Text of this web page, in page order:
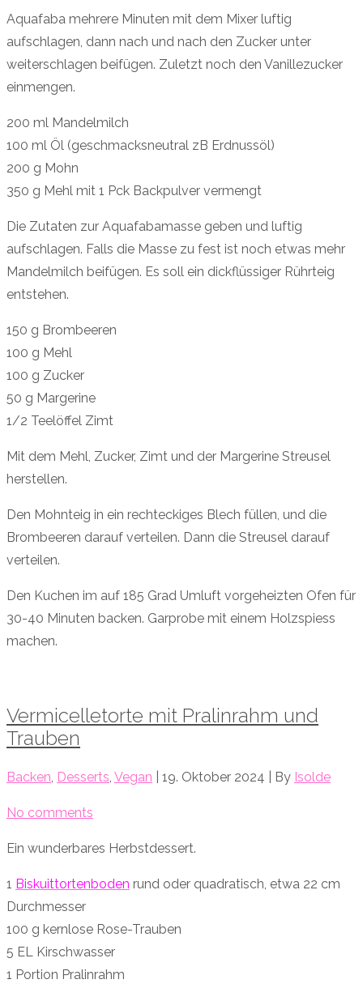
Aquafaba mehrere Minuten mit dem Mixer luftig
aufschlagen, dann nach und nach den Zucker unter
weiterschlagen beifügen. Zuletzt noch den Vanillezucker
einmengen.
200 ml Mandelmilch
100 ml Öl (geschmacksneutral zB Erdnussöl)
200 g Mohn
350 g Mehl mit 1 Pck Backpulver vermengt
Die Zutaten zur Aquafabamasse geben und luftig
aufschlagen. Falls die Masse zu fest ist noch etwas mehr
Mandelmilch beifügen. Es soll ein dickflüssiger Rührteig
entstehen.
150 g Brombeeren
100 g Mehl
100 g Zucker
50 g Margerine
1/2 Teelöffel Zimt
Mit dem Mehl, Zucker, Zimt und der Margerine Streusel
herstellen.
Den Mohnteig in ein rechteckiges Blech füllen, und die
Brombeeren darauf verteilen. Dann die Streusel darauf
verteilen.
Den Kuchen im auf 185 Grad Umluft vorgeheizten Ofen für
30-40 Minuten backen. Garprobe mit einem Holzspiess
machen.
Vermicelletorte mit Pralinrahm und
Trauben
Backen Desserts Vegan | 19. Oktober 2024 | By Isolde
No comments
Ein wunderbares Herbstdessert.
1 Biskuittortenboden rund oder quadratisch, etwa 22 cm
Durchmesser
100 g kernlose Rose-Trauben
5 EL Kirschwasser
1 Portion Pralinrahm